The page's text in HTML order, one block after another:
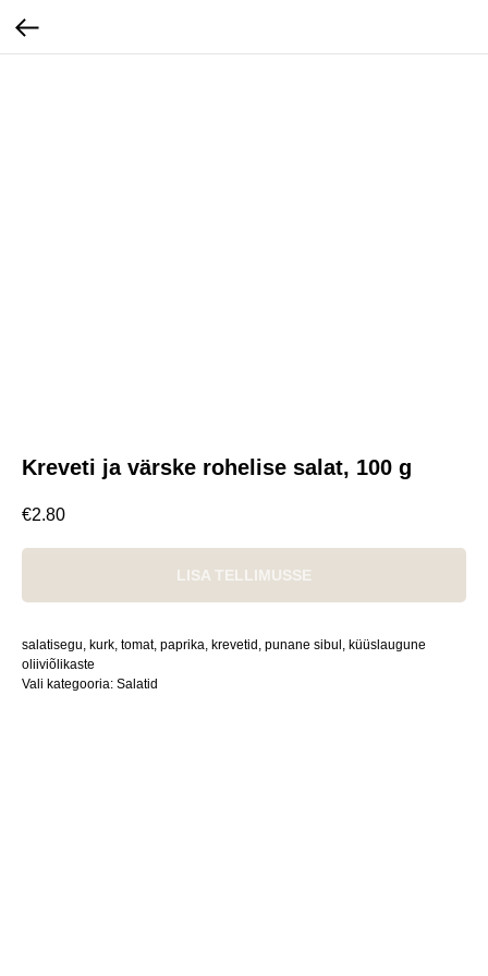
Kreveti ja värske rohelise salat, 100 g
€2.80
LISA TELLIMUSSE
salatisegu, kurk, tomat, paprika, krevetid, punane sibul, küüslaugune
oliiviõlikaste
Vali kategooria: Salatid